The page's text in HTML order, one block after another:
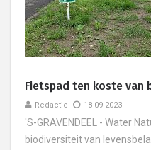
Fietspad ten koste van
Redactie 18-09-2023
'S-GRAVENDEEL - Water
biodiversiteit van